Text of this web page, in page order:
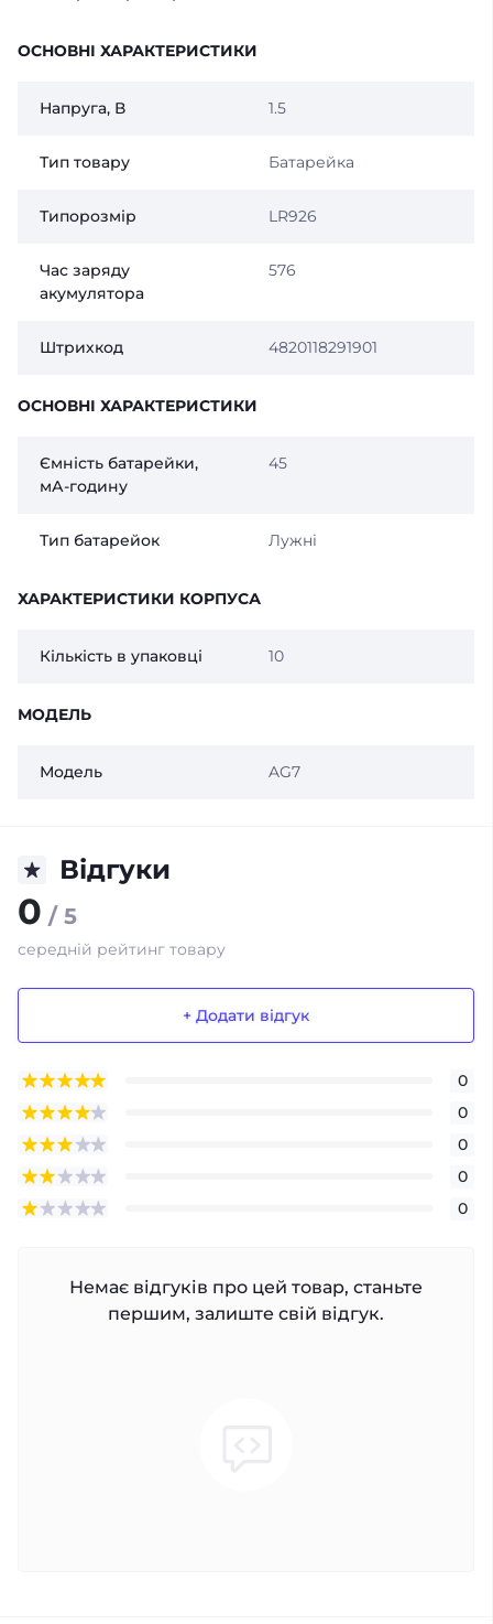
ОСНОВНІ ХАРАКТЕРИСТИКИ
Напруга, В 1.5
Тип товару Батарейка
Типорозмір LR926
Час заряду
акумулятора
576
Штрихкод 4820118291901
ОСНОВНІ ХАРАКТЕРИСТИКИ
Ємність батарейки,
мА-годину
45
Тип батарейок Лужні
ХАРАКТЕРИСТИКИ КОРПУСА
Кількість в упаковці 10
МОДЕЛЬ
Модель AG7
Відгуки
0 / 5
середній рейтинг товару
+ Додати відгук
0
0
0
0
0
Немає відгуків про цей товар, станьте
першим, залиште свій відгук.